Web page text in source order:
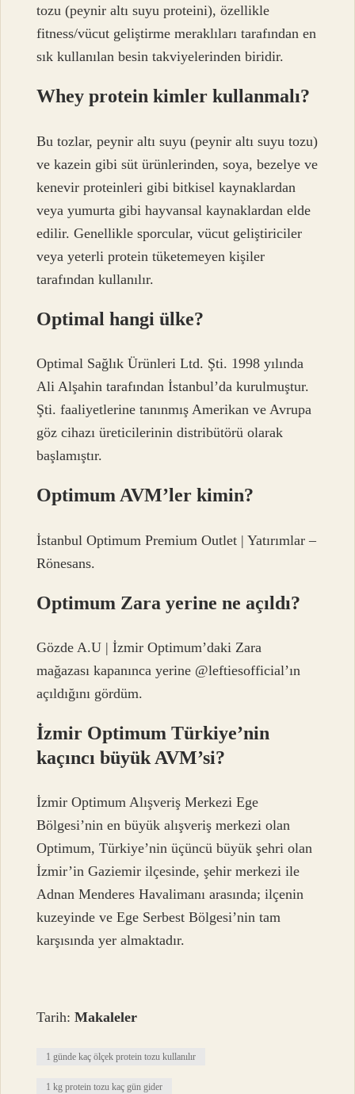
tozu (peynir altı suyu proteini), özellikle
fitness/vücut geliştirme meraklıları tarafından en
sık kullanılan besin takviyelerinden biridir.
Whey protein kimler kullanmalı?
Bu tozlar, peynir altı suyu (peynir altı suyu tozu)
ve kazein gibi süt ürünlerinden, soya, bezelye ve
kenevir proteinleri gibi bitkisel kaynaklardan
veya yumurta gibi hayvansal kaynaklardan elde
edilir. Genellikle sporcular, vücut geliştiriciler
veya yeterli protein tüketemeyen kişiler
tarafından kullanılır.
Optimal hangi ülke?
Optimal Sağlık Ürünleri Ltd. Şti. 1998 yılında
Ali Alşahin tarafından İstanbul’da kurulmuştur.
Şti. faaliyetlerine tanınmış Amerikan ve Avrupa
göz cihazı üreticilerinin distribütörü olarak
başlamıştır.
Optimum AVM’ler kimin?
İstanbul Optimum Premium Outlet | Yatırımlar –
Rönesans.
Optimum Zara yerine ne açıldı?
Gözde A.U | İzmir Optimum’daki Zara
mağazası kapanınca yerine @leftiesofficial’ın
açıldığını gördüm.
İzmir Optimum Türkiye’nin
kaçıncı büyük AVM’si?
İzmir Optimum Alışveriş Merkezi Ege
Bölgesi’nin en büyük alışveriş merkezi olan
Optimum, Türkiye’nin üçüncü büyük şehri olan
İzmir’in Gaziemir ilçesinde, şehir merkezi ile
Adnan Menderes Havalimanı arasında; ilçenin
kuzeyinde ve Ege Serbest Bölgesi’nin tam
karşısında yer almaktadır.
Tarih:Makaleler
1 günde kaç ölçek protein tozu kullanılır
1 kg protein tozu kaç gün gider